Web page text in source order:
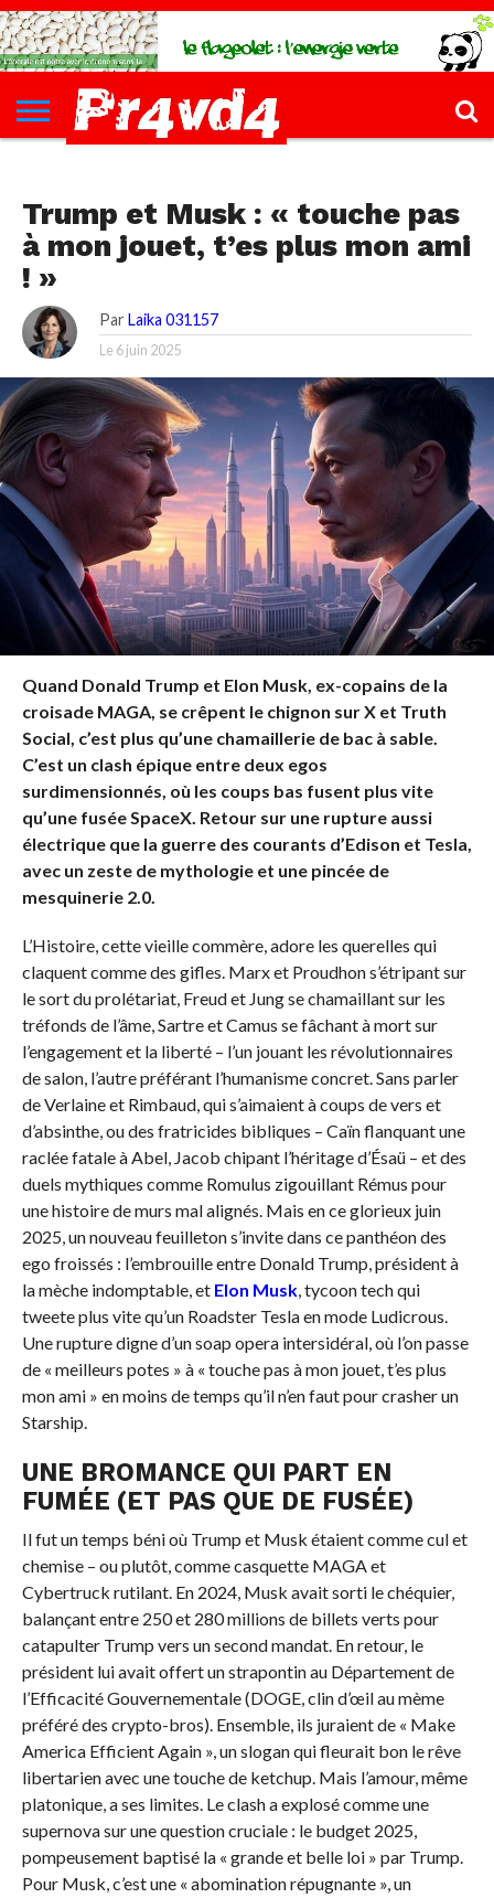
L’INFØ
PØLITIQUE
ECONØMIE
КULTURE
SANTÉ
FILLETTE
FORMATIONS
CONTACT
Trump et Musk : « touche pas
à mon jouet, t’es plus mon ami
! »
Par Laika 031157
Le 6 juin 2025
Quand Donald Trump et Elon Musk, ex-copains de la
croisade MAGA, se crêpent le chignon sur X et Truth
Social, c’est plus qu’une chamaillerie de bac à sable.
C’est un clash épique entre deux egos
surdimensionnés, où les coups bas fusent plus vite
qu’une fusée SpaceX. Retour sur une rupture aussi
électrique que la guerre des courants d’Edison et Tesla,
avec un zeste de mythologie et une pincée de
mesquinerie 2.0.
L’Histoire, cette vieille commère, adore les querelles qui
claquent comme des gifles. Marx et Proudhon s’étripant sur
le sort du prolétariat, Freud et Jung se chamaillant sur les
tréfonds de l’âme, Sartre et Camus se fâchant à mort sur
l’engagement et la liberté – l’un jouant les révolutionnaires
de salon, l’autre préférant l’humanisme concret. Sans parler
de Verlaine et Rimbaud, qui s’aimaient à coups de vers et
d’absinthe, ou des fratricides bibliques – Caïn flanquant une
raclée fatale à Abel, Jacob chipant l’héritage d’Ésaü – et des
duels mythiques comme Romulus zigouillant Rémus pour
une histoire de murs mal alignés. Mais en ce glorieux juin
2025, un nouveau feuilleton s’invite dans ce panthéon des
ego froissés : l’embrouille entre Donald Trump, président à
la mèche indomptable, et Elon Musk, tycoon tech qui
tweete plus vite qu’un Roadster Tesla en mode Ludicrous.
Une rupture digne d’un soap opera intersidéral, où l’on passe
de « meilleurs potes » à « touche pas à mon jouet, t’es plus
mon ami » en moins de temps qu’il n’en faut pour crasher un
Starship.
UNE BROMANCE QUI PART EN
FUMÉE (ET PAS QUE DE FUSÉE)
Il fut un temps béni où Trump et Musk étaient comme cul et
chemise – ou plutôt, comme casquette MAGA et
Cybertruck rutilant. En 2024, Musk avait sorti le chéquier,
balançant entre 250 et 280 millions de billets verts pour
catapulter Trump vers un second mandat. En retour, le
président lui avait offert un strapontin au Département de
l’Efficacité Gouvernementale (DOGE, clin d’œil au mème
préféré des crypto-bros). Ensemble, ils juraient de « Make
America Efficient Again », un slogan qui fleurait bon le rêve
libertarien avec une touche de ketchup. Mais l’amour, même
platonique, a ses limites. Le clash a explosé comme une
supernova sur une question cruciale : le budget 2025,
pompeusement baptisé la « grande et belle loi » par Trump.
Pour Musk, c’est une « abomination répugnante », un